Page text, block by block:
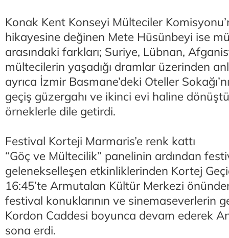
Konak Kent Konseyi Mülteciler
hikayesine değinen Mete Hüsünbeyi ise
arasındaki farkları; Suriye, Lübnan,
mültecilerin yaşadığı dramlar üzerinden
ayrıca İzmir Basmane’deki Oteller
geçiş güzergahı ve ikinci evi haline
örneklerle dile getirdi.
Festival Korteji Marmaris’e renk kattı
“Göç ve Mültecilik” panelinin ardından
gelenekselleşen etkinliklerinden Kortej
16:45’te Armutalan Kültür Merkezi
festival konuklarının ve sinemaseverlerin
Kordon Caddesi boyunca devam ederek
sona erdi.